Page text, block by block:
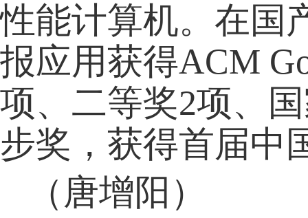
性能计算机。在国
报应用获得ACM
项、二等奖2项、
步奖，获得首届中
（唐增阳）